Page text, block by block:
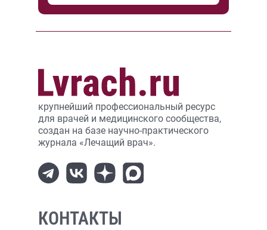
крупнейший профессиональный ресурс
для врачей и медицинского сообщества,
создан на базе научно-практического
журнала «Лечащий врач».
КОНТАКТЫ